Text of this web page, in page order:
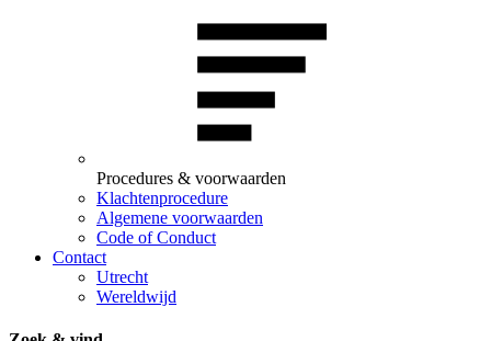
Procedures & voorwaarden
Klachtenprocedure
Algemene voorwaarden
Code of Conduct
Contact
Utrecht
Wereldwijd